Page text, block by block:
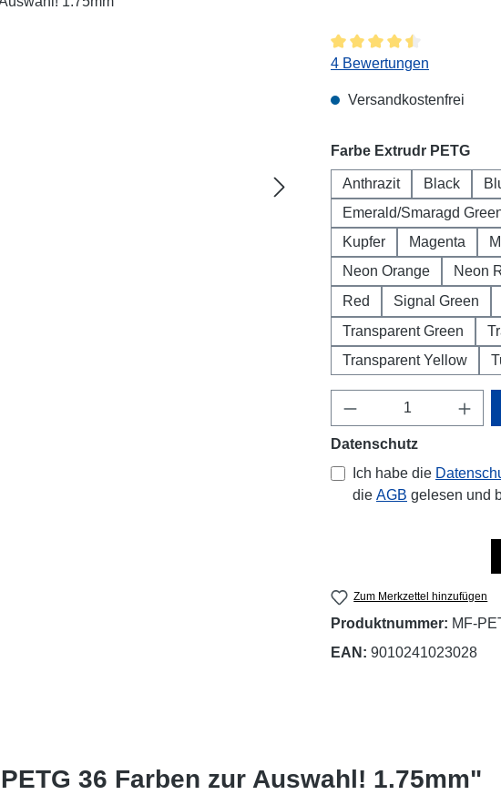
Durchschnittliche
4 Bewertungen
Versandkostenfrei
Farbe Extrudr PETG
Anthrazit Black
Emerald/Smaragd
Kupfer
Magenta
Neon Orange
Neon
Red
Signal Green
Transparent Green
Transparent Yellow
Produkt Anzahl:
Datenschutz
Ich habe die
die AGB gelesen und
Zum Merkzettel hinzufügen
Produktnummer: MF-
EAN: 9010241023028
36 Farben zur Auswahl! 1.75mm"